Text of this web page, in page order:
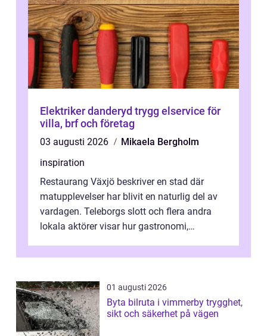
Elektriker danderyd trygg elservice för
villa, brf och företag
03 augusti 2026
Mikaela Bergholm
inspiration
Restaurang Växjö beskriver en stad där
matupplevelser har blivit en naturlig del av
vardagen. Teleborgs slott och flera andra
lokala aktörer visar hur gastronomi,
01 augusti 2026
Byta bilruta i vimmerby trygghet,
sikt och säkerhet på vägen